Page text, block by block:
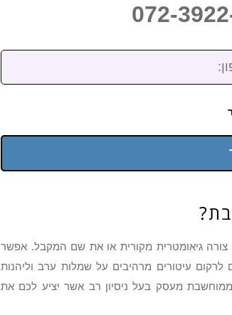
גיאומטרית מקורית או את שם המקבל. אפשר
לרקום עיטורים מרהיבים על שמלות ערב וליהנות
מעסק בעל ניסיון רב אשר יציע לכם את